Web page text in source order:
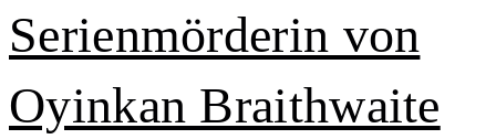
Serienmörderin von
Oyinkan Braithwaite